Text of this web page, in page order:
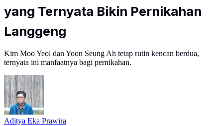
yang Ternyata Bikin Pernikahan
Langgeng
Kim Moo Yeol dan Yoon Seung Ah tetap rutin kencan berdua,
ternyata ini manfaatnya bagi pernikahan.
Aditya Eka Prawira